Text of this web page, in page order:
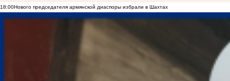
18:00Нового председателя армянской диаспоры избрали в Шахтах